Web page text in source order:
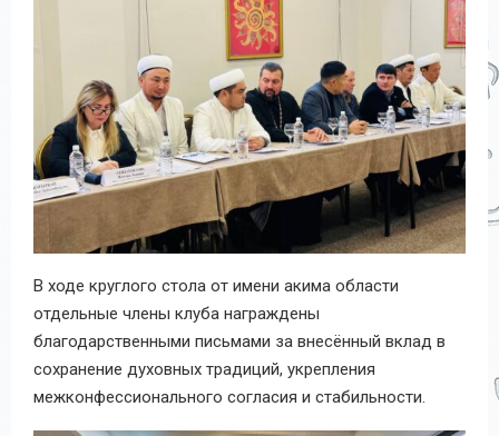
В ходе круглого стола от имени акима области
отдельные члены клуба награждены
благодарственными письмами за внесённый вклад в
сохранение духовных традиций, укрепления
межконфессионального согласия и стабильности.